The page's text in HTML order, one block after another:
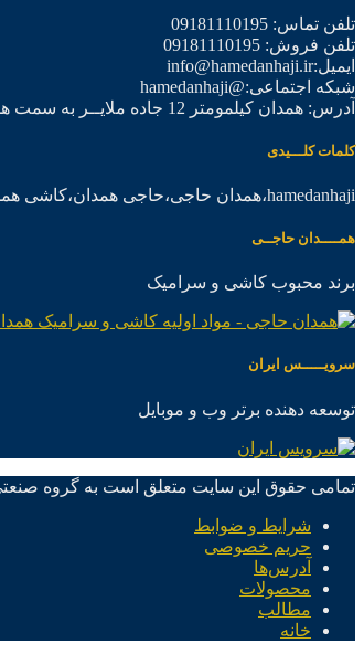
تلفن تماس: 09181110195
تلفن فروش: 09181110195
ایمیل:info@hamedanhaji.ir
شبکه اجتماعی:@hamedanhaji
آدرس: همدان کیلمومتر 12 جاده ملایــر به سمت همدان – بعد از ایستگاه برق فرعی اول – شرکت تولیدی همدان حاجی
کلمات کلـــیدی
hamedanhaji،همدان حاجی،حاجی همدان،کاشی همدان،سرامیک همدان،موادکاشی سرامیک
همــــدان حاجــی
برند محبوب کاشی و سرامیک
سرویـــــس ایران
توسعه دهنده برتر وب و موبایل
تمامی حقوق این سایت متعلق است به گروه
شرایط و ضوابط
حریم خصوصی
آدرس‌ها
محصولات
مطالب
خانه